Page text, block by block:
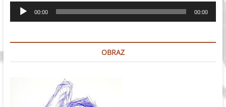
Odtwarzacz
plików
00:00 00:00
OBRAZ